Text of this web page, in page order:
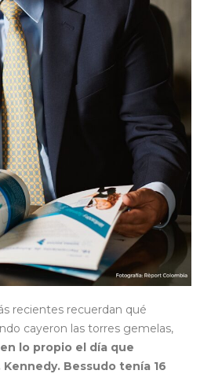
recientes recuerdan qué
cayeron las torres gemelas,
lo propio el día que
Kennedy. Bessudo tenía 16